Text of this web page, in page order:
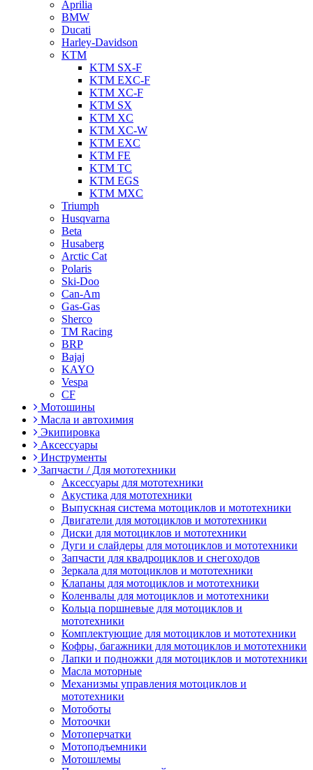
Aprilia
BMW
Ducati
Harley-Davidson
KTM
KTM SX-F
KTM EXC-F
KTM XC-F
KTM SX
KTM XC
KTM XC-W
KTM EXC
KTM FE
KTM TC
KTM EGS
KTM MXC
Triumph
Husqvarna
Beta
Husaberg
Arctic Cat
Polaris
Ski-Doo
Can-Am
Gas-Gas
Sherco
TM Racing
BRP
Bajaj
KAYO
Vespa
CF
Мотошины
Масла и автохимия
Экипировка
Аксессуары
Инструменты
Запчасти / Для мототехники
Аксессуары для мототехники
Акустика для мототехники
Выпускная система мотоциклов и мототехники
Двигатели для мотоциклов и мототехники
Диски для мотоциклов и мототехники
Дуги и слайдеры для мотоциклов и мототехники
Запчасти для квадроциклов и снегоходов
Зеркала для мотоциклов и мототехники
Клапаны для мотоциклов и мототехники
Коленвалы для мотоциклов и мототехники
Кольца поршневые для мотоциклов и
мототехники
Комплектующие для мотоциклов и мототехники
Кофры, багажники для мотоциклов и мототехники
Лапки и подножки для мотоциклов и мототехники
Масла моторные
Механизмы управления мотоциклов и
мототехники
Мотоботы
Мотоочки
Мотоперчатки
Мотоподъемники
Мотошлемы